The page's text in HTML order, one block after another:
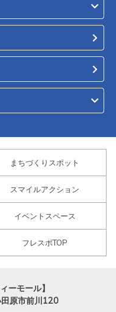
まちづくりスポット
スマイルアクション
イベントスペース
フレスポTOP
ーモール】
原市前川120